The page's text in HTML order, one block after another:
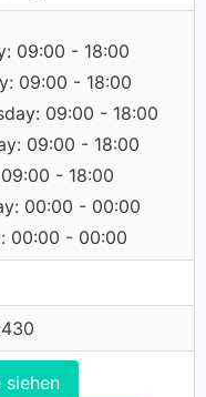
09:00 - 18:00
09:00 - 18:00
09:00 - 18:00
09:00 - 18:00
- 18:00
00:00 - 00:00
00:00 - 00:00
siehen